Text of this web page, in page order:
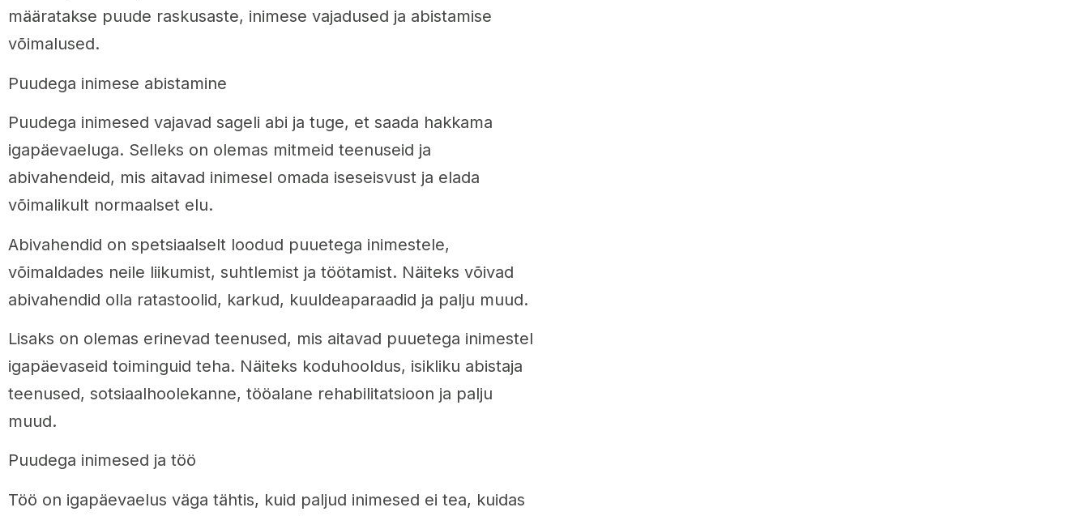
määratakse puude raskusaste, inimese vajadused ja abistamise
võimalused.
Puudega inimese abistamine
Puudega inimesed vajavad sageli abi ja tuge, et saada hakkama
igapäevaeluga. Selleks on olemas mitmeid teenuseid ja
abivahendeid, mis aitavad inimesel omada iseseisvust ja elada
võimalikult normaalset elu.
Abivahendid on spetsiaalselt loodud puuetega inimestele,
võimaldades neile liikumist, suhtlemist ja töötamist. Näiteks võivad
abivahendid olla ratastoolid, karkud, kuuldeaparaadid ja palju muud.
Lisaks on olemas erinevad teenused, mis aitavad puuetega inimestel
igapäevaseid toiminguid teha. Näiteks koduhooldus, isikliku abistaja
teenused, sotsiaalhoolekanne, tööalane rehabilitatsioon ja palju
muud.
Puudega inimesed ja töö
Töö on igapäevaelus väga tähtis, kuid paljud inimesed ei tea, kuidas